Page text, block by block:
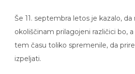
Še 11. septembra letos je kazalo,
okoliščinam prilagojeni različici bo,
tem času toliko spremenile, da
izpeljati.